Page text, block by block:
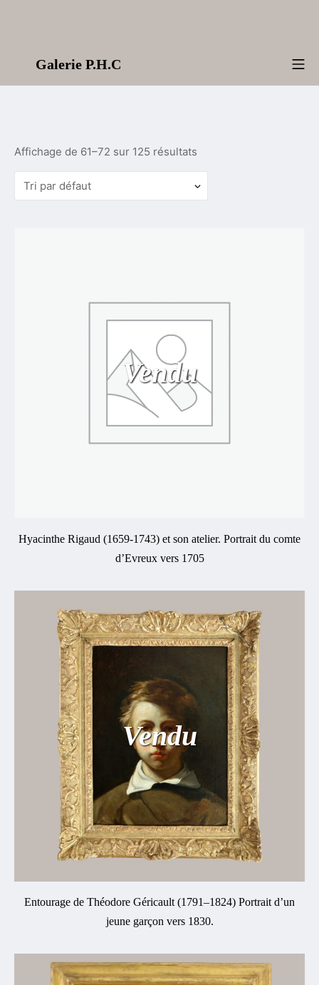
Galerie P.H.C
Affichage de 61–72 sur 125 résultats
Vendu
Hyacinthe Rigaud (1659-1743) et son atelier. Portrait du comte
d’Evreux vers 1705
Vendu
Entourage de Théodore Géricault (1791–1824) Portrait d’un
jeune garçon vers 1830.